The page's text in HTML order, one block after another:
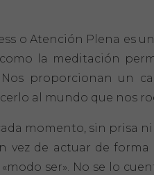
o Atención Plena es
como la meditación
proporcionan un
al mundo que nos
momento, sin prisa
de actuar de forma
ser». No se lo